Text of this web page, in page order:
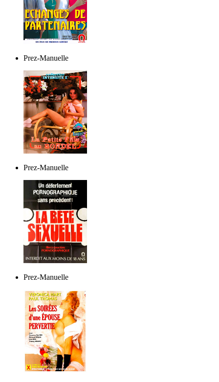
Prez-Manuelle
Prez-Manuelle
Prez-Manuelle